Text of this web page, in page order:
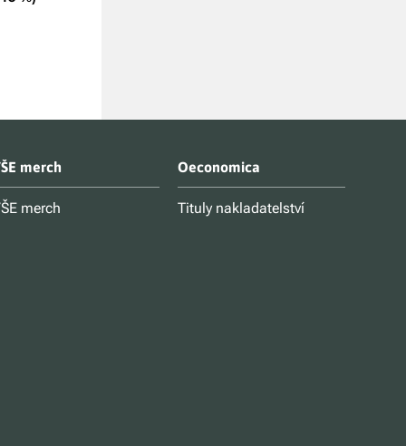
merch
merch
Oeconomica
Tituly nakladatelství